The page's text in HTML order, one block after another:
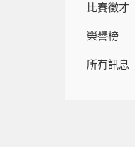
比賽徵才
榮譽榜
所有訊息